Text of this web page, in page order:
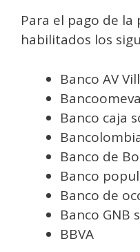
Para el pago de la
habilitados los
Banco AV
Bancoomeva
Banco caja
Banco de
Banco
Banco de
Banco GNB
BBVA